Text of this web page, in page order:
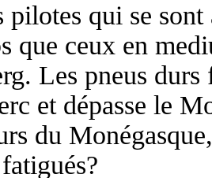
qui se sont
que ceux en
Les pneus
et dépasse le
du